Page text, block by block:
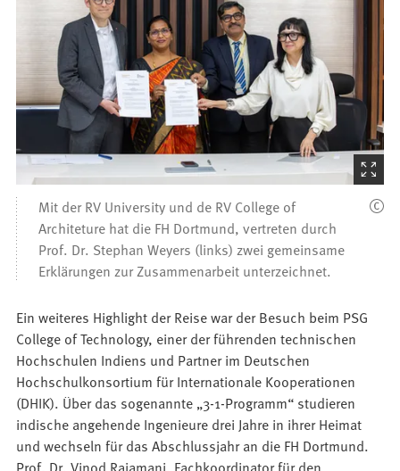
(Startet
den
Mit der RV University und de RV College of
Architeture hat die FH Dortmund, vertreten durch
Prof. Dr. Stephan Weyers (links) zwei gemeinsame
Erklärungen zur Zusammenarbeit unterzeichnet.
Ein weiteres Highlight der Reise war der Besuch beim PSG
College of Technology, einer der führenden technischen
Hochschulen Indiens und Partner im Deutschen
Hochschulkonsortium für Internationale Kooperationen
(DHIK). Über das sogenannte „3-1-Programm“ studieren
indische angehende Ingenieure drei Jahre in ihrer Heimat
und wechseln für das Abschlussjahr an die FH Dortmund.
Prof. Dr. Vinod Rajamani, Fachkoordinator für den